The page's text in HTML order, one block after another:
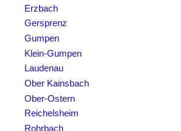
Erzbach
Gersprenz
Gumpen
Klein-Gumpen
Laudenau
Ober Kainsbach
Ober-Ostern
Reichelsheim
Rohrbach